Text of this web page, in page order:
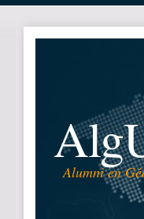
Alumni en